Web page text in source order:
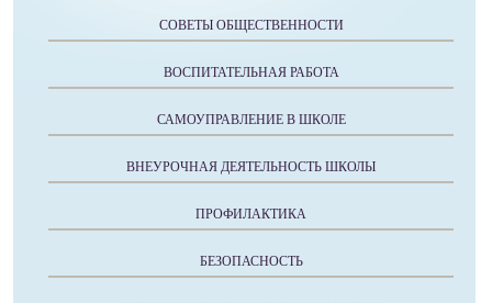
СОВЕТЫ ОБЩЕСТВЕННОСТИ
ВОСПИТАТЕЛЬНАЯ РАБОТА
САМОУПРАВЛЕНИЕ В ШКОЛЕ
ВНЕУРОЧНАЯ ДЕЯТЕЛЬНОСТЬ ШКОЛЫ
ПРОФИЛАКТИКА
БЕЗОПАСНОСТЬ